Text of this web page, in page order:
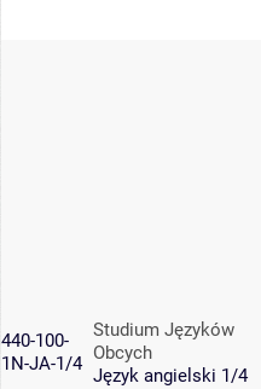
440-100-
1N-JA-1/4
Studium Języków
Obcych
Język angielski 1/4